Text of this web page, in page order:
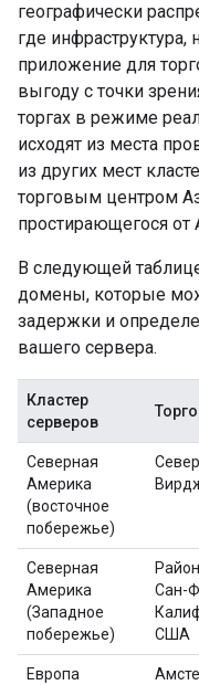
географически
где инфраструктура,
приложение для
выгоду с точки
торгах в режиме
исходят из места
из других мест
торговым центром
простирающегося от
В следующей
домены, которые
задержки и
вашего сервера.
Кластер
серверов
Северная
Америка
(восточное
побережье)
Северная
Америка
(Западное
побережье)
Сан-
США
Европа